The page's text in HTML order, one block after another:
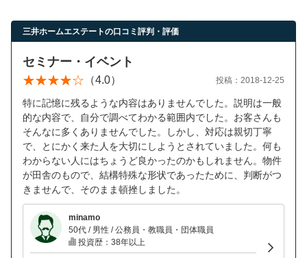
三井ホームエステートの口コミ評判・評価
セミナー・イベント
（4.0） 投稿：2018-12-25
特に記憶に残るような内容はありませんでした。説明は一般
的な内容で、自分で調べてわかる範囲内でした。お客さんも
そんなに多くありませんでした。しかし、対応は親切丁寧
で、とにかく来た人を大切にしようとされていました。何も
わからない人にはちょうど良かったのかもしれません。物件
が田舎のもので、結構特殊な形状であったために、判断がつ
きませんで、そのまま頓挫しました。
minamo
50代 / 男性 / 公務員・教職員・団体職員
投資歴：38年以上